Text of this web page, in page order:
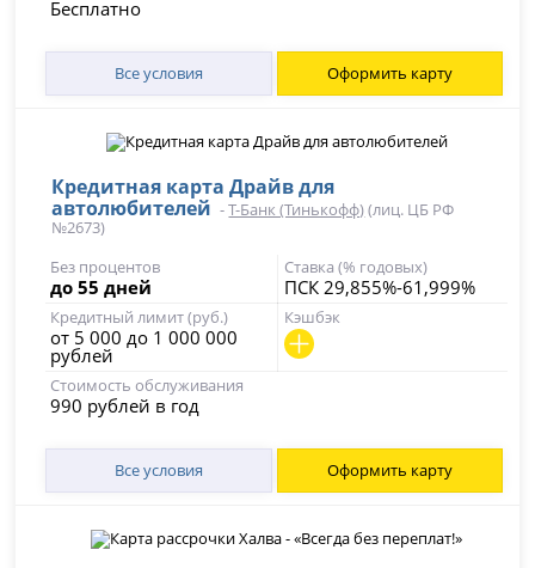
Бесплатно
Все условия Оформить карту
Кредитная карта Драйв для
автолюбителей -Т-Банк (Тинькофф)(лиц. ЦБ РФ
№2673)
Без процентов
до 55 дней
Ставка (% годовых)
ПСК 29,855%-61,999%
Кредитный лимит (руб.)
от 5 000 до 1 000 000
рублей
Кэшбэк
Стоимость обслуживания
990 рублей в год
Все условия Оформить карту